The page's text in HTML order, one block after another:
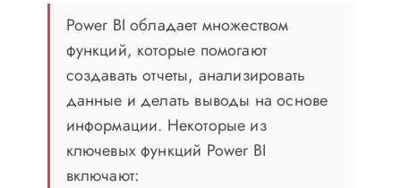
Power BI обладает множеством
функций, которые помогают
создавать отчеты, анализировать
данные и делать выводы на основе
информации. Некоторые из
ключевых функций Power BI
включают: